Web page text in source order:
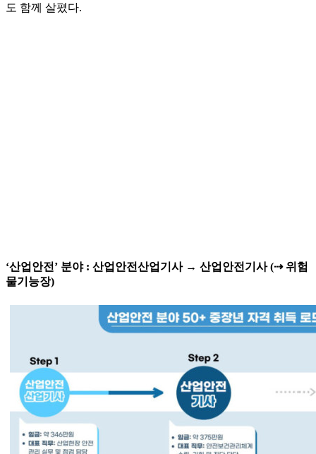
도 함께 살폈다.
‘산업안전’ 분야 : 산업안전산업기사 → 산업안전기사 (⇢ 위험
물기능장)